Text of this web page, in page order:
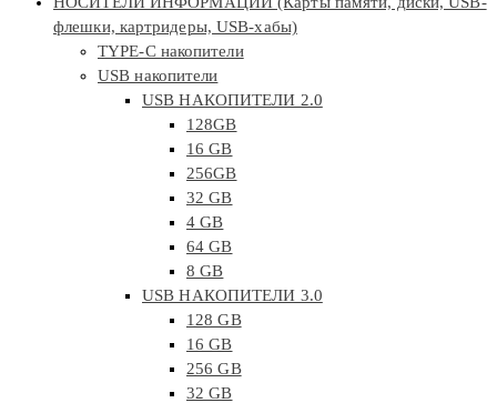
флешки, картридеры, USB-хабы)
TYPE-C накопители
USB накопители
USB НАКОПИТЕЛИ 2.0
128GB
16 GB
256GB
32 GB
4 GB
64 GB
8 GB
USB НАКОПИТЕЛИ 3.0
128 GB
16 GB
256 GB
32 GB